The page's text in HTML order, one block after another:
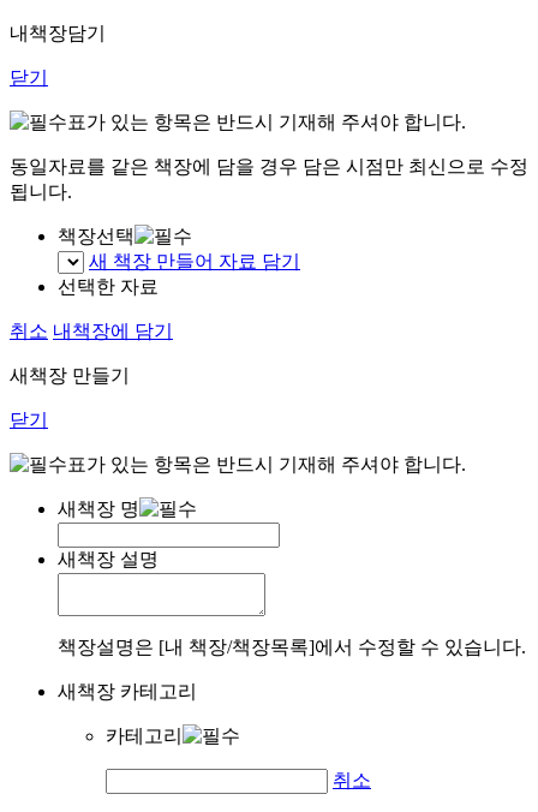
내책장담기
닫기
표가 있는 항목은 반드시 기재해 주셔야 합니다.
동일자료를 같은 책장에 담을 경우 담은 시점만 최신으로 수정
됩니다.
책장선택
새 책장 만들어 자료 담기
선택한 자료
취소 내책장에 담기
새책장 만들기
닫기
표가 있는 항목은 반드시 기재해 주셔야 합니다.
새책장 명
새책장 설명
책장설명은 [내 책장/책장목록]에서 수정할 수 있습니다.
새책장 카테고리
카테고리
취소